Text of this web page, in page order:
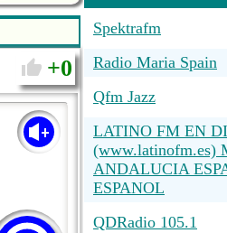
0
Spektrafm
Radio Maria Spain
Qfm Jazz
LATINO FM EN
(www.latinofm.es)
ANDALUCIA
ESPANOL
QDRadio 105.1